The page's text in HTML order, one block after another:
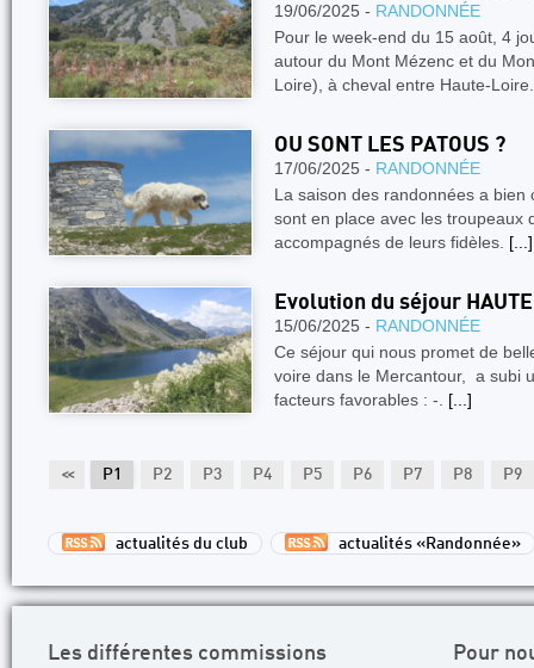
19/06/2025 - RANDONNÉE
Pour le week-end du 15 août, 4
autour du Mont Mézenc et du
Loire), à cheval entre Haute-
OU SONT LES PATOUS ?
17/06/2025 - RANDONNÉE
La saison des randonnées a
sont en place avec les troupeaux
accompagnés de leurs fidèles. [...]
Evolution du séjour
15/06/2025 - RANDONNÉE
Ce séjour qui nous promet de
voire dans le Mercantour, a subi
facteurs favorables : -. [...]
<< P1 P2 P3 P4 P5 P6 P7 P8 P9
actualités du club actualités «Randonnée»
Les différentes commissions
Pour